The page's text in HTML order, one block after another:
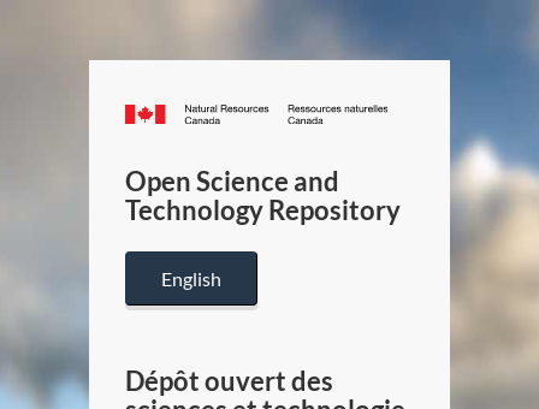
Canada.ca
/
Canada
Open Science and
Technology Repository
English
Dépôt ouvert des